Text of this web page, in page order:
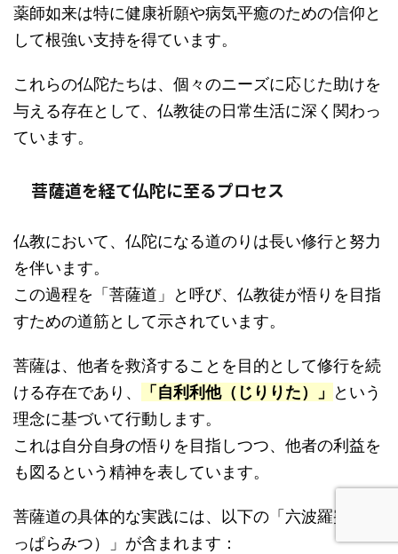
薬師如来は特に健康祈願や病気平癒のための信仰と
して根強い支持を得ています。
これらの仏陀たちは、個々のニーズに応じた助けを
与える存在として、仏教徒の日常生活に深く関わっ
ています。
菩薩道を経て仏陀に至るプロセス
仏教において、仏陀になる道のりは長い修行と努力
を伴います。
この過程を「菩薩道」と呼び、仏教徒が悟りを目指
すための道筋として示されています。
菩薩は、他者を救済することを目的として修行を続
ける存在であり、
「自利利他（じりりた）」
という
理念に基づいて行動します。
これは自分自身の悟りを目指しつつ、他者の利益を
も図るという精神を表しています。
菩薩道の具体的な実践には、以下の「六波羅蜜（ろ
っぱらみつ）」が含まれます：